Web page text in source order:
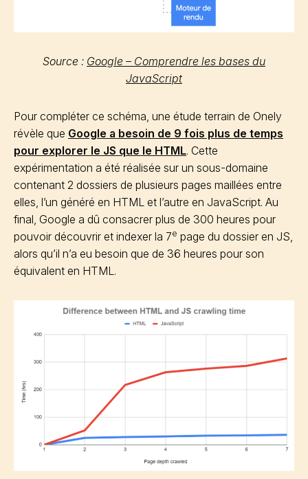
Source : Google – Comprendre les bases du
JavaScript
Pour compléter ce schéma, une étude terrain de Onely
révèle que Google a besoin de 9 fois plus de temps
pour explorer le JS que le HTML. Cette
expérimentation a été réalisée sur un sous-domaine
contenant 2 dossiers de plusieurs pages maillées entre
elles, l’un généré en HTML et l’autre en JavaScript. Au
final, Google a dû consacrer plus de 300 heures pour
pouvoir découvrir et indexer la 7e page du dossier en JS,
alors qu’il n’a eu besoin que de 36 heures pour son
équivalent en HTML.